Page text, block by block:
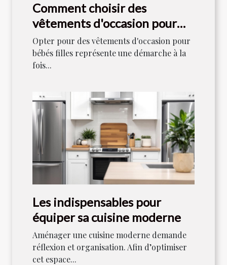
Comment choisir des
vêtements d'occasion pour
bébés filles
Opter pour des vêtements d'occasion pour
bébés filles représente une démarche à la
fois...
Les indispensables pour
équiper sa cuisine moderne
Aménager une cuisine moderne demande
réflexion et organisation. Afin d’optimiser
cet espace...